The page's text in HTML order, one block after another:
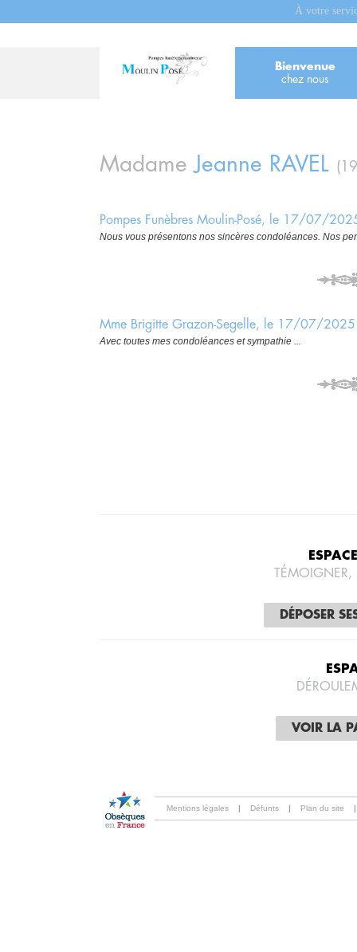
À votre
Bienvenue
chez nous
Madame Jeanne RAVEL
Pompes Funèbres Moulin-Posé, le 17/07/
Nous vous présentons nos sincères condoléances. Nos
Mme Brigitte Grazon-Segelle, le 17/07/2025
Avec toutes mes condoléances et sympathie ...
DÉPOSER
VOIR LA
Mentions légales | Défunts | Plan du site |